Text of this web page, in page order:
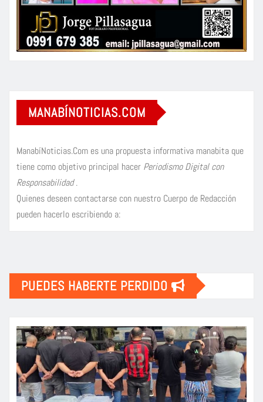
MANABÍNOTICIAS.COM
ManabíNoticias.Com es una propuesta informativa manabita que
tiene como objetivo principal hacer Periodismo Digital con
Responsabilidad.
Quienes deseen contactarse con nuestro Cuerpo de Redacción
pueden hacerlo escribiendo a:
PUEDES HABERTE PERDIDO